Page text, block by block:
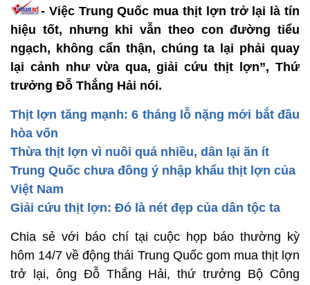
- Việc Trung Quốc mua thịt lợn trở lại là tín
hiệu tốt, nhưng khi vẫn theo con đường tiểu
ngạch, không cẩn thận, chúng ta lại phải quay
lại cảnh như vừa qua, giải cứu thịt lợn”, Thứ
trưởng Đỗ Thắng Hải nói.
Thịt lợn tăng mạnh: 6 tháng lỗ nặng mới bắt đầu
hòa vốn
Thừa thịt lợn vì nuôi quá nhiều, dân lại ăn ít
Trung Quốc chưa đồng ý nhập khẩu thịt lợn của
Việt Nam
Giải cứu thịt lợn: Đó là nét đẹp của dân tộc ta
Chia sẻ với báo chí tại cuộc họp báo thường kỳ
hôm 14/7 về động thái Trung Quốc gom mua thịt lợn
trở lại, ông Đỗ Thắng Hải, thứ trưởng Bộ Công